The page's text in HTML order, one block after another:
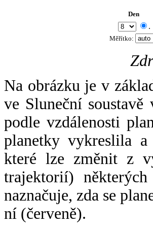
Den
.
Měřítko:
Na obrázku je v
ve Sluneční
podle vzdálenosti
planetky vykreslila
které lze změnit z
trajektorií)
naznačuje, zda se
ní (červeně).